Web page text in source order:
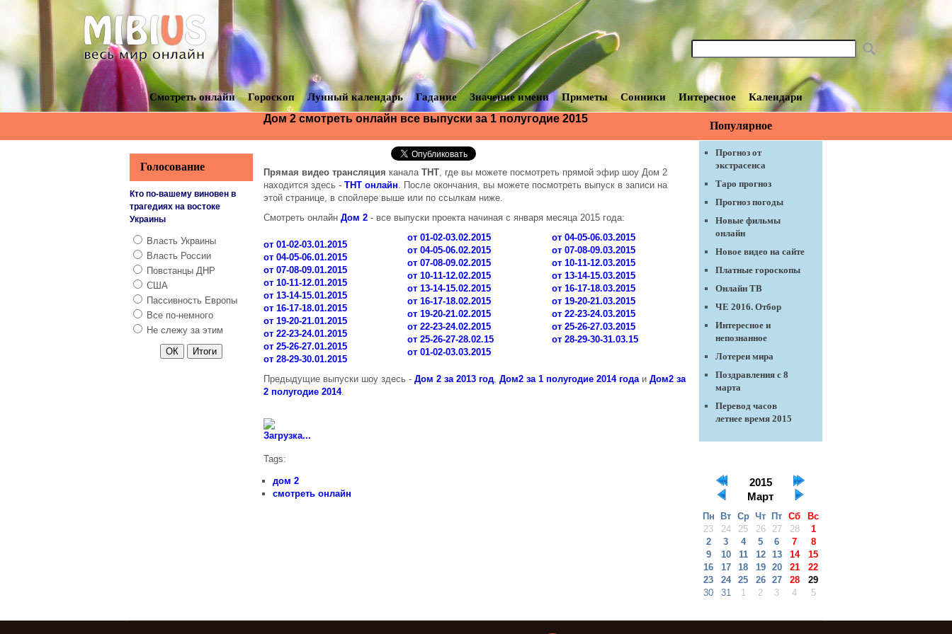
Смотреть онлайн Гороскоп Лунный календарь Гадание Значение имени Приметы Сонники Интересное Календари
Дом 2 смотреть онлайн все выпуски за 1 полугодие 2015
Прямая видео трансляция канала ТНТ, где вы можете посмотреть прямой эфир шоу Дом 2
находится здесь - ТНТ онлайн. После окончания, вы можете посмотреть выпуск в записи на
этой странице, в спойлере выше или по ссылкам ниже.
Смотреть онлайн Дом 2 - все выпуски проекта начиная с января месяца 2015 года:
от 01-02-03.01.2015
от 04-05-06.01.2015
от 07-08-09.01.2015
от 10-11-12.01.2015
от 13-14-15.01.2015
от 16-17-18.01.2015
от 19-20-21.01.2015
от 22-23-24.01.2015
от 25-26-27.01.2015
от 28-29-30.01.2015
от 01-02-03.02.2015
от 04-05-06.02.2015
от 07-08-09.02.2015
от 10-11-12.02.2015
от 13-14-15.02.2015
от 16-17-18.02.2015
от 19-20-21.02.2015
от 22-23-24.02.2015
от 25-26-27-28.02.15
от 01-02-03.03.2015
от 04-05-06.03.2015
от 07-08-09.03.2015
от 10-11-12.03.2015
от 13-14-15.03.2015
от 16-17-18.03.2015
от 19-20-21.03.2015
от 22-23-24.03.2015
от 25-26-27.03.2015
от 28-29-30-31.03.15
Предыдущие выпуски шоу здесь - Дом 2 за 2013 год, Дом2 за 1 полугодие 2014 годаи Дом2 за
2 полугодие 2014.
Загрузка...
Tags:
дом 2
смотреть онлайн
Голосование
Кто по-вашему виновен в
трагедиях на востоке
Украины
Власть Украины
Власть России
Повстанцы ДНР
США
Пассивность Европы
Все по-немного
Не слежу за этим
Популярное
Прогноз от
экстрасенса
Таро прогноз
Прогноз погоды
Новые фильмы
онлайн
Новое видео на сайте
Платные гороскопы
Онлайн ТВ
ЧЕ 2016. Отбор
Интересное и
непознанное
Лотереи мира
Поздравления с 8
марта
Перевод часов
летнее время 2015
2015
Март
Пн Вт Ср Чт Пт Сб
Вс
23
24 25 26 27 28
1
2
3 4 5 6 7
8
9
10 11 12 13 14
15
16
17 18 19 20 21
22
23
24 25 26 27 28
29
30
31 1 2 3 4 5